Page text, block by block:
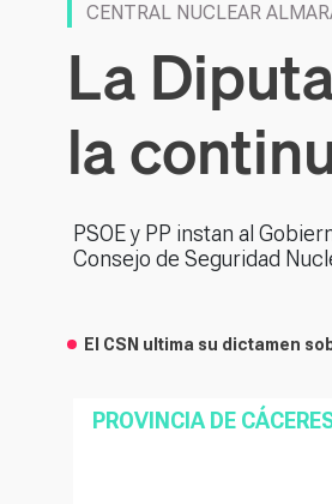
CENTRAL NUCLEAR
La
la
PSOE y PP instan al
Consejo de Seguridad
El CSN ultima su dictamen
PROVINCIA DE